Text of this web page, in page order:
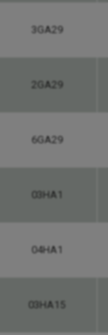
3GA29
2GA29
6GA29
03HA1
04HA1
03HA15